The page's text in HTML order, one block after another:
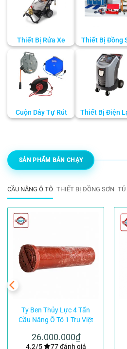
Thiết Bị Rửa Xe Thiết Bị Đồng
Cuộn Dây Tự Rút Thiết Bị Điện
SẢN PHẨM BÁN CHẠY
CẦU NÂNG Ô TÔ THIẾT BỊ ĐỒNG SƠN TỦ
Ty Ben Thủy Lực 4 Tấn
Cầu Nâng Ô Tô 1 Trụ Việt
26.000.000₫
4.2/5 77 đánh giá